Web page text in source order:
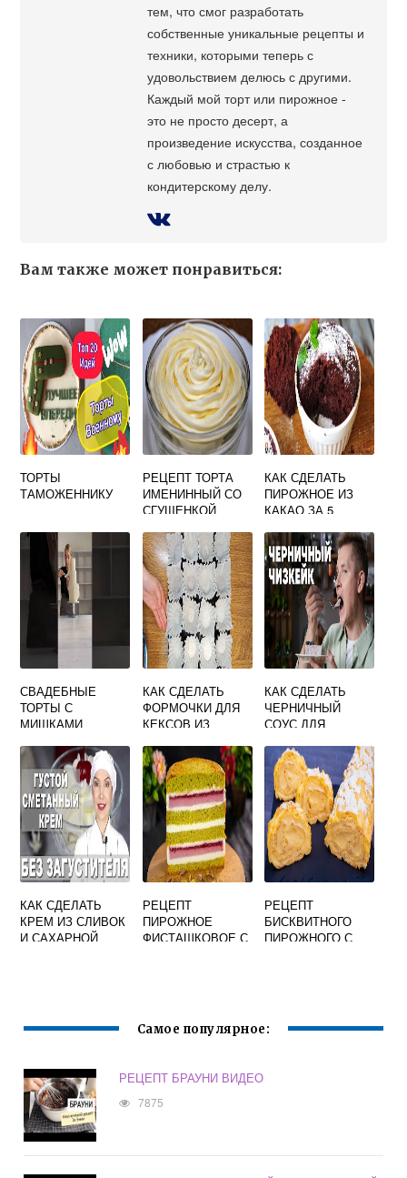
тем, что смог разработать
собственные уникальные рецепты и
техники, которыми теперь с
удовольствием делюсь с другими.
Каждый мой торт или пирожное -
это не просто десерт, а
произведение искусства, созданное
с любовью и страстью к
кондитерскому делу.
Вам также может понравиться:
ТОРТЫ
ТАМОЖЕННИКУ
РЕЦЕПТ ТОРТА
ИМЕНИННЫЙ СО
СГУЩЕНКОЙ
КАК СДЕЛАТЬ
ПИРОЖНОЕ ИЗ
КАКАО ЗА 5
СВАДЕБНЫЕ
ТОРТЫ С
МИШКАМИ
КАК СДЕЛАТЬ
ФОРМОЧКИ ДЛЯ
КЕКСОВ ИЗ
БУМАГИ
КАК СДЕЛАТЬ
ЧЕРНИЧНЫЙ
СОУС ДЛЯ
КАК СДЕЛАТЬ
КРЕМ ИЗ СЛИВОК
И САХАРНОЙ
РЕЦЕПТ
ПИРОЖНОЕ
ФИСТАШКОВОЕ С
РЕЦЕПТ
БИСКВИТНОГО
ПИРОЖНОГО С
Самое популярное:
РЕЦЕПТ БРАУНИ ВИДЕО
7875